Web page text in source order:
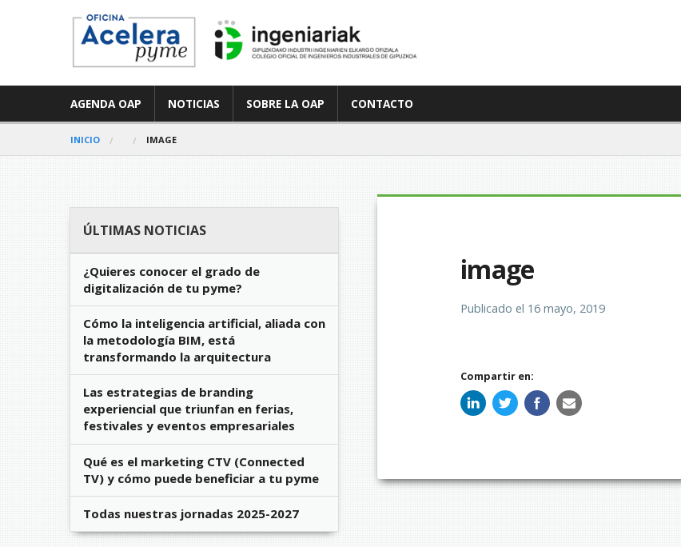
AGENDA OAP NOTICIAS SOBRE LA OAP CONTACTO
INICIO IMAGE
image
Publicado el 16 mayo, 2019
Compartir en:
ÚLTIMAS NOTICIAS
¿Quieres conocer el grado de
digitalización de tu pyme?
Cómo la inteligencia artificial, aliada con
la metodología BIM, está
transformando la arquitectura
Las estrategias de branding
experiencial que triunfan en ferias,
festivales y eventos empresariales
Qué es el marketing CTV (Connected
TV) y cómo puede beneficiar a tu pyme
Todas nuestras jornadas 2025-2027